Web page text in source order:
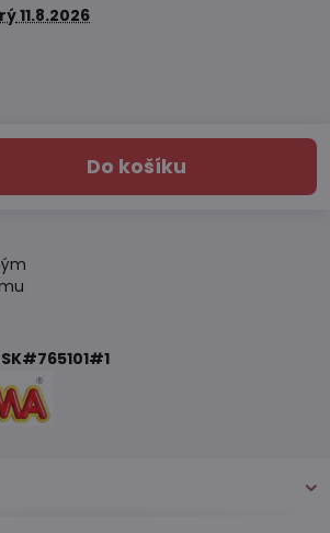
11.8.2026
Do košíku